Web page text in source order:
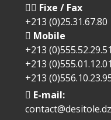
Fixe / Fax
+213 (0)25.31.67.80
Mobile
+213 (0)555.52.29.51
+213 (0)555.01.12.01
+213
E-mail:
contact@desitole.dz